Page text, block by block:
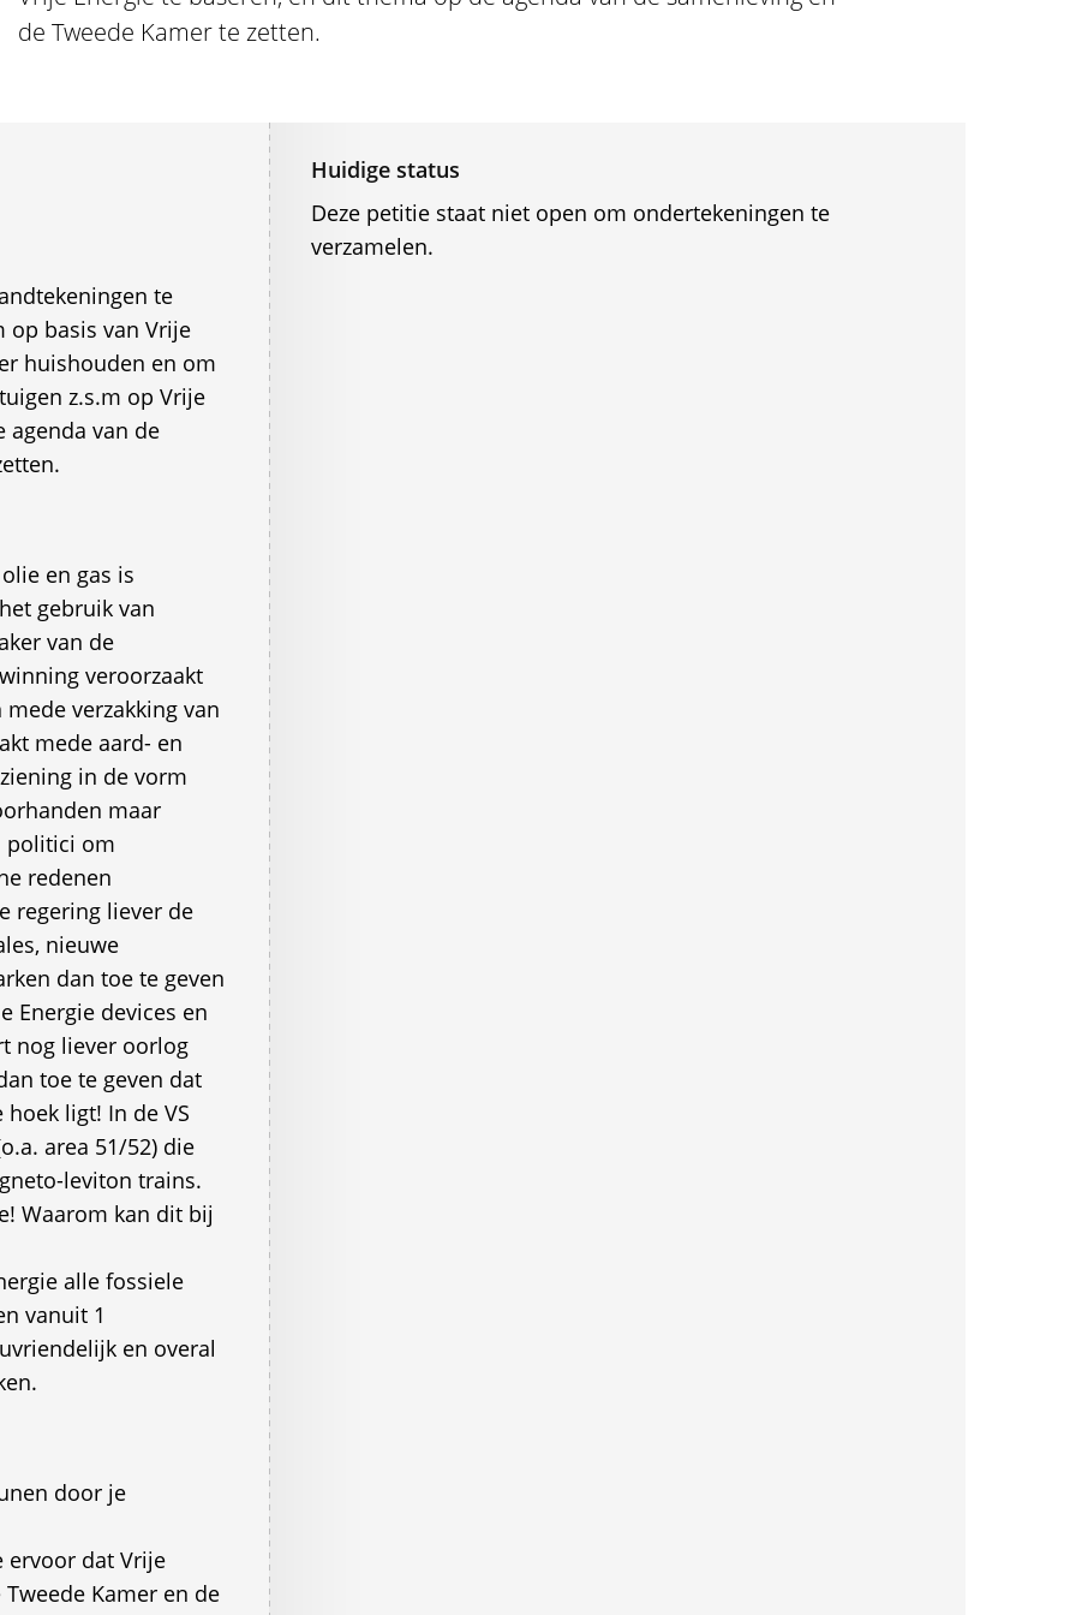
de Tweede Kamer te zetten.
te
op basis van Vrije
huishouden en om
z.s.m op Vrije
agenda van de
en gas is
gebruik van
van de
veroorzaakt
verzakking van
mede aard- en
in de vorm
maar
politici om
redenen
regering liever de
nieuwe
dan toe te geven
Energie devices en
nog liever oorlog
toe te geven dat
ligt! In de VS
area 51/52) die
leviton trains.
Waarom kan dit bij
alle fossiele
vanuit 1
en overal
door je
ervoor dat Vrije
Kamer en de
Huidige status
Deze petitie staat niet open om ondertekeningen te
verzamelen.